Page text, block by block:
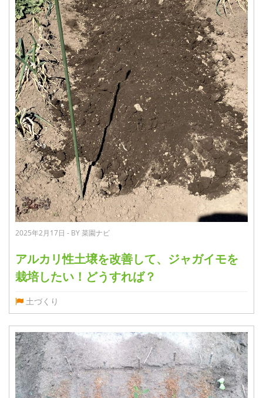
2025年2月17日 - BY 菜園ナビ
アルカリ性土壌を改善して、ジャガイモを
栽培したい！どうすれば？
土づくり